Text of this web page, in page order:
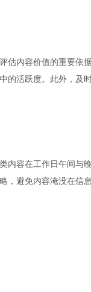
估内容价值的重要
的活跃度。此外，及
内容在工作日午间与
，避免内容淹没在信